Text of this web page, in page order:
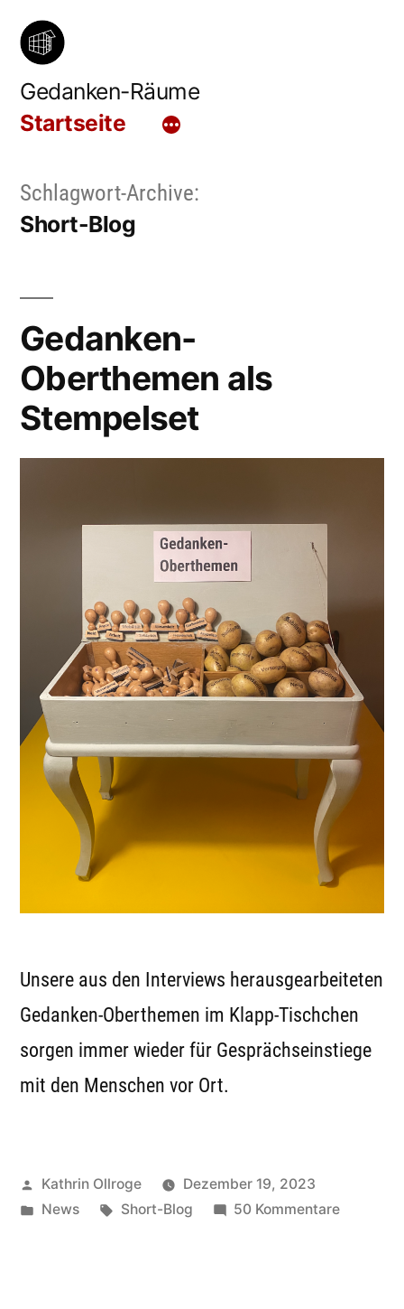
Zum
Inhalt
springen
Gedanken-Räume
Startseite
Schlagwort-Archive:
Short-Blog
Gedanken-
Oberthemen als
Stempelset
Unsere aus den Interviews herausgearbeiteten
Gedanken-Oberthemen im Klapp-Tischchen
sorgen immer wieder für Gesprächseinstiege
mit den Menschen vor Ort.
Veröffentlicht
von
Kathrin Ollroge
Dezember 19, 2023
Veröffentlicht
News Schlagwörter:
Short-Blog 50 Kommentarezu